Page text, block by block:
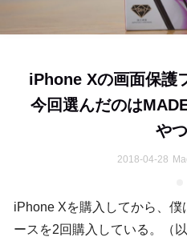
iPhone Xの画面保護
今回選んだのは
やつ
2018-04-28
iPhone Xを購入してから、
ースを2回購入している。（